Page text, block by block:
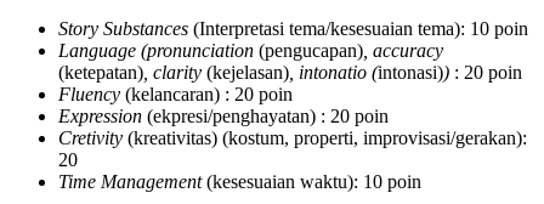
Story Substances (Interpretasi tema/kesesuaian tema): 10 poin
Language (pronunciation (pengucapan), accuracy
(ketepatan), clarity (kejelasan), intonatio (intonasi)) : 20 poin
Fluency (kelancaran) : 20 poin
Expression (ekpresi/penghayatan) : 20 poin
Cretivity (kreativitas) (kostum, properti, improvisasi/gerakan):
20
Time Management(kesesuaian waktu): 10 poin